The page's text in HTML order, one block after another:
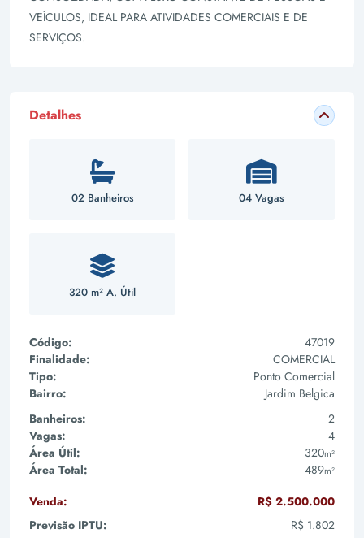
VEÍCULOS, IDEAL PARA ATIVIDADES COMERCIAIS E DE
SERVIÇOS.
Detalhes
02 Banheiros 04 Vagas
320 m² A. Útil
Código:
47019
Finalidade:
COMERCIAL
Tipo:
Ponto Comercial
Bairro:
Jardim Belgica
Banheiros:
2
Vagas:
4
Área Útil:
320m²
Área Total: 489m²
Venda:
R$ 2.500.000
Previsão IPTU:
R$ 1.802